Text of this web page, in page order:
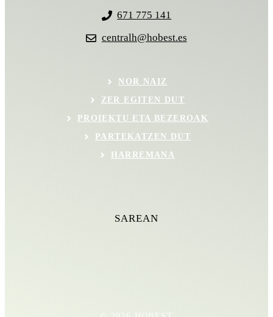
SAREAN
671 775 141
centralh@hobest.es
NOR NAIZ
ZER EGITEN DUT
PROIEKTU ETA BEZEROAK
PARTEKATZEN DUT
HARREMANA